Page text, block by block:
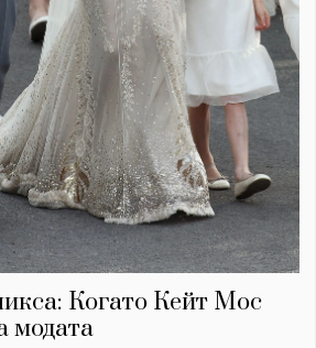
Когато Кейт Мос
модата